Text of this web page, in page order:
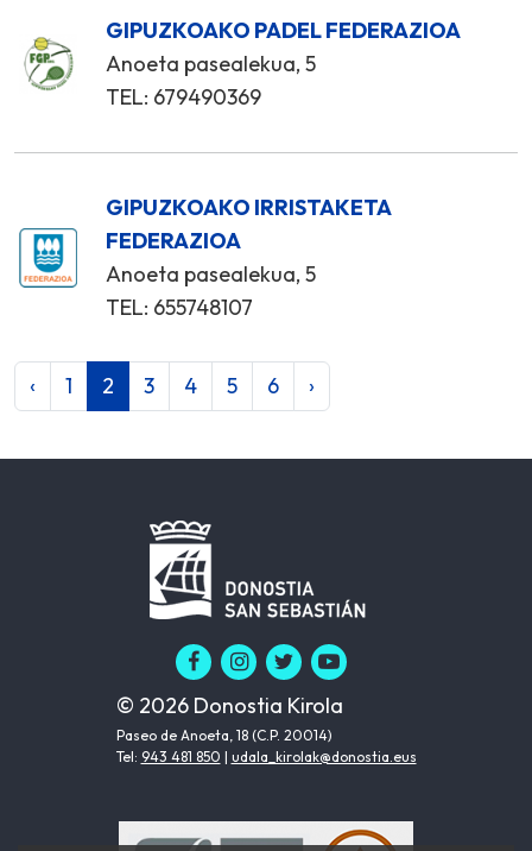
GIPUZKOAKO PADEL FEDERAZIOA
Anoeta pasealekua, 5
TEL: 679490369
GIPUZKOAKO IRRISTAKETA
FEDERAZIOA
Anoeta pasealekua, 5
TEL: 655748107
‹ 1 2 3 4 5 6 ›
© 2026 Donostia Kirola
Paseo de Anoeta, 18 (C.P. 20014)
Tel: 943 481 850 | udala_kirolak@donostia.eus